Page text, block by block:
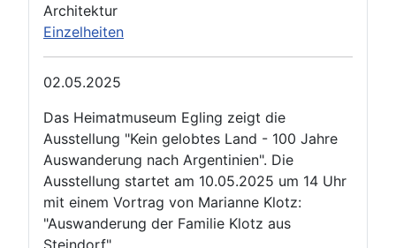
Architektur
Einzelheiten
02.05.2025
Das Heimatmuseum Egling zeigt die
Ausstellung "Kein gelobtes Land - 100 Jahre
Auswanderung nach Argentinien". Die
Ausstellung startet am 10.05.2025 um 14 Uhr
mit einem Vortrag von Marianne Klotz:
"Auswanderung der Familie Klotz aus